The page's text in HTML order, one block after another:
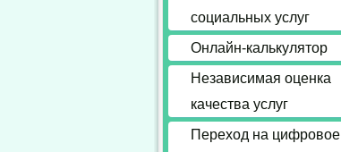
социальных услуг
Онлайн-калькулятор
Независимая оценка
качества услуг
Переход на цифровое